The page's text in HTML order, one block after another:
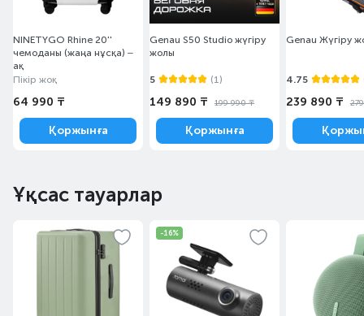
NINETYGO Rhine 20''
чемоданы (жаңа нұсқа) –
ақ
Пікір жоқ
64 990 ₸
Қоржынға
Genau S50 Studio жүгіру
жолы
5 (1)
149 890 ₸ 199 990 ₸
Қоржынға
Genau Жүгіру
4.75
239 890 ₸
Ұқсас тауарлар
-16%